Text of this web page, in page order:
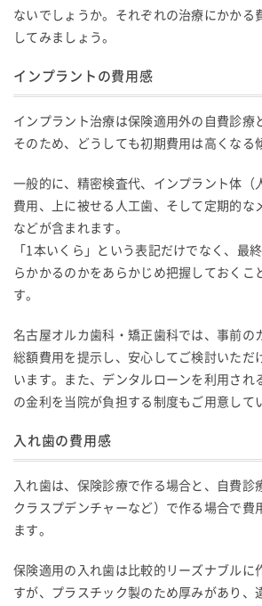
ないでしょうか。それぞれの治療にかかる
してみましょう。
インプラントの費用感
インプラント治療は保険適用外の自費診療
そのため、どうしても初期費用は高くなる
一般的に、精密検査代、インプラント体（
費用、上に被せる人工歯、そして定期的な
などが含まれます。
「1本いくら」という表記だけでなく、最
らかかるのかをあらかじめ把握しておくこ
す。
名古屋オルカ歯科・矯正歯科では、事前の
総額費用を提示し、安心してご検討いただ
います。また、デンタルローンを利用され
の金利を当院が負担する制度もご用意して
入れ歯の費用感
入れ歯は、保険診療で作る場合と、自費診
クラスプデンチャーなど）で作る場合で費
ます。
保険適用の入れ歯は比較的リーズナブルに
すが、プラスチック製のため厚みがあり、